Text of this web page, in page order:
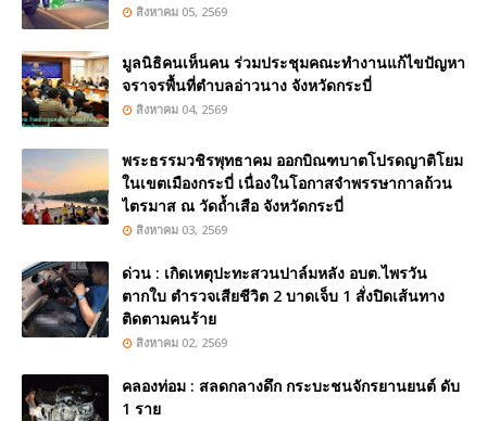
สิงหาคม 05, 2569
มูลนิธิคนเห็นคน ร่วมประชุมคณะทำงานแก้ไขปัญหา
จราจรพื้นที่ตำบลอ่าวนาง จังหวัดกระบี่
สิงหาคม 04, 2569
พระธรรมวชิรพุทธาคม ออกบิณฑบาตโปรดญาติโยม
ในเขตเมืองกระบี่ เนื่องในโอกาสจำพรรษากาลถ้วน
ไตรมาส ณ วัดถ้ำเสือ จังหวัดกระบี่
สิงหาคม 03, 2569
ด่วน : เกิดเหตุปะทะสวนปาล์มหลัง อบต.ไพรวัน
ตากใบ ตำรวจเสียชีวิต 2 บาดเจ็บ 1 สั่งปิดเส้นทาง
ติดตามคนร้าย
สิงหาคม 02, 2569
คลองท่อม : สลดกลางดึก กระบะชนจักรยานยนต์ ดับ
1 ราย